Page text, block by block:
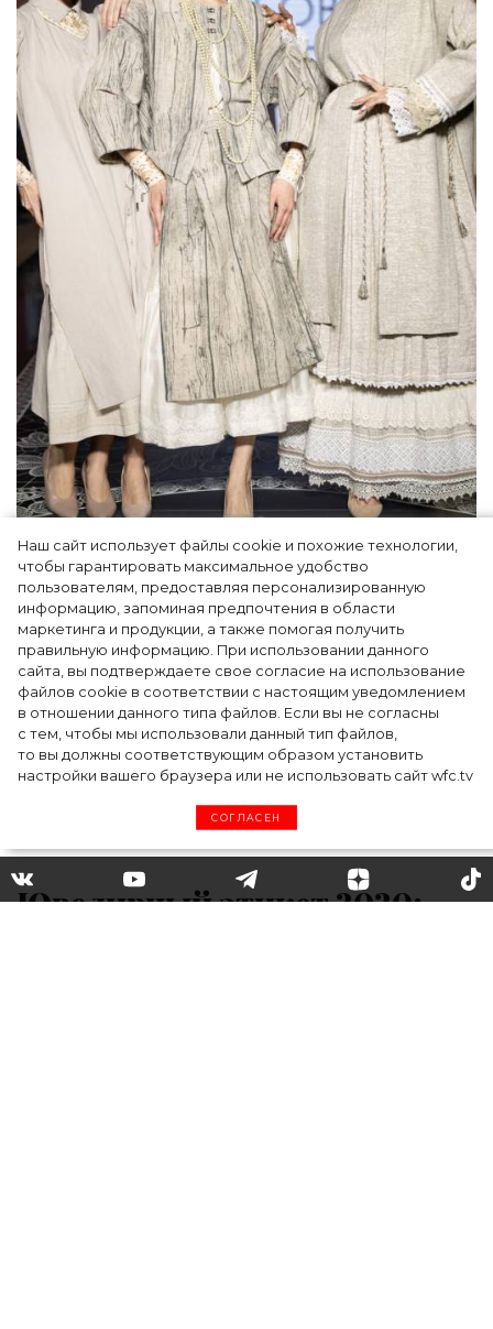
Наш сайт использует файлы cookie и похожие технологии,
чтобы гарантировать максимальное удобство
пользователям, предоставляя персонализированную
информацию, запоминая предпочтения в области
маркетинга и продукции, а также помогая получить
правильную информацию. При использовании данного
сайта, вы подтверждаете свое согласие на использование
файлов cookie в соответствии с настоящим уведомлением
в отношении данного типа файлов. Если вы не согласны
с тем, чтобы мы использовали данный тип файлов,
то вы должны соответствующим образом установить
настройки вашего браузера или не использовать сайт wfc.tv
СОГЛАСЕН
Как Ульяновск стал столицей российской
моды на два дня — Подиум, байеры и 100
млн рублей договорённостей: что
случилось на форуме в Ульяновске
Ювелирный этикет 2020: